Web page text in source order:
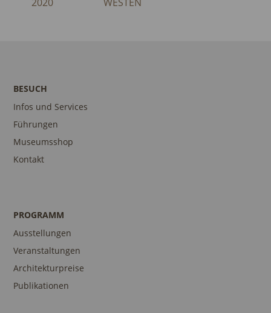
BESUCH
Infos und Services
Führungen
Museumsshop
Kontakt
PROGRAMM
Ausstellungen
Veranstaltungen
Architekturpreise
Publikationen